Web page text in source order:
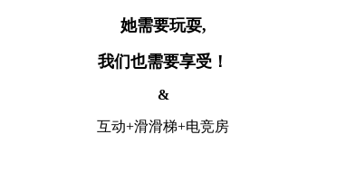
她需要玩耍,
我们也需要享受！
&
互动+滑滑梯+电竞房